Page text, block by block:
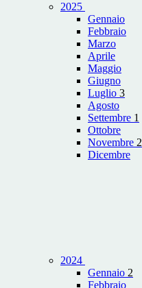
2025
Gennaio
Febbraio
Marzo
Aprile
Maggio
Giugno
Luglio 3
Agosto
Settembre 1
Ottobre
Novembre 2
Dicembre
2024
Gennaio 2
Febbraio